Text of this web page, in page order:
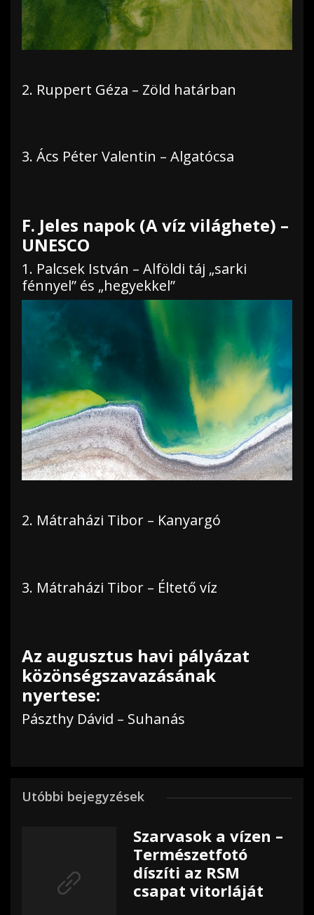
2. Ruppert Géza – Zöld határban
3. Ács Péter Valentin – Algatócsa
F. Jeles napok (A víz világhete) –
UNESCO
1. Palcsek István – Alföldi táj „sarki
fénnyel” és „hegyekkel”
2. Mátraházi Tibor – Kanyargó
3. Mátraházi Tibor – Éltető víz
Az augusztus havi pályázat
közönségszavazásának
nyertese:
Pászthy Dávid – Suhanás
Utóbbi bejegyzések
Szarvasok a vízen –
Természetfotó
díszíti az RSM
csapat vitorláját